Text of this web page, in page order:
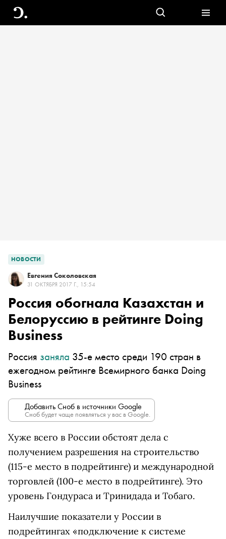
НОВОСТИ
Евгения Соколовская
31 ОКТЯБРЯ 2017 Г., 15:54
Россия обогнала Казахстан и
Белоруссию в рейтинге Doing
Business
Россия заняла 35-е место среди 190 стран в
ежегодном рейтинге Всемирного банка Doing
Business
Добавить Сноб в источники Google
Сноб будет чаще появляться у вас в Google.
Хуже всего в России обстоят дела с
получением разрешения на строительство
(115-е место в подрейтинге) и международной
торговлей (100-е место в подрейтинге). Это
уровень Гондураса и Тринидада и Тобаго.
Наилучшие показатели у России в
подрейтингах «подключение к системе